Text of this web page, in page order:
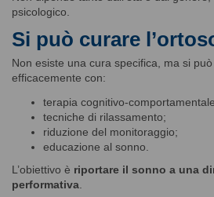
psicologico.
Si può curare
Non esiste una cura specifica, ma si
efficacemente con:
terapia cognitivo-
tecniche di rilassamento;
riduzione del monitoraggio;
educazione al sonno.
L’obiettivo è riportare il sonno a una
performativa